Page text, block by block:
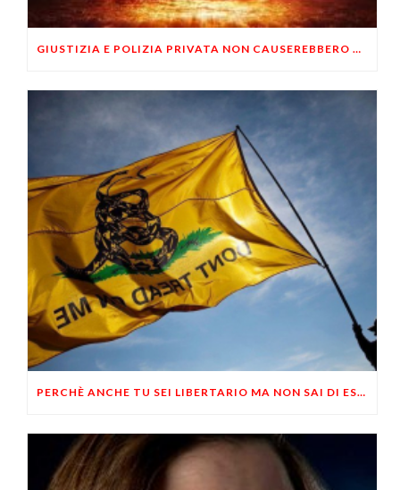
GIUSTIZIA E POLIZIA PRIVATA NON CAUSEREBBERO UNA GUERRA CIVILE?
PERCHÈ ANCHE TU SEI LIBERTARIO MA NON SAI DI ESSERLO